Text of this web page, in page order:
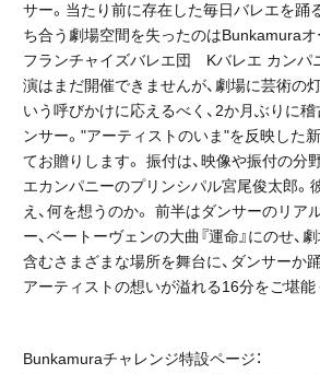
サー。当たり前に存在した毎日バレエを踊
ち合う劇場空間を失ったのはBunkamura
フランチャイズバレエ団 Kバレエ カンパ
演はまだ開催できませんが、劇場に芸術の
いう呼びかけに応えるべく、2か月ぶりに
ンサー。"アーティストのいま"を反映した
てお贈りします。 振付は、映像や振付の分
エカンパニーのプリンシパル宮尾俊太郎。
え、何を想うのか。 前半はダンサーのリア
ー、ベートーヴェンの大曲『運命』にのせ、
含むさまざまな場所を舞台に、ダンサーか
アーティストの想いが溢れる16分をご堪能
Bunkamuraチャレンジ特設ページ：